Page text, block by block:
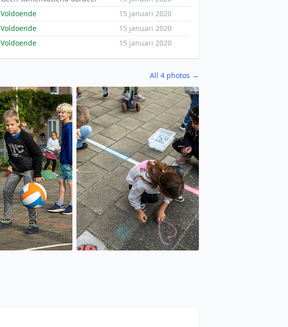
Voldoende
15 januari 2020
Voldoende
15 januari 2020
Voldoende 15 januari 2020
All 4 photos →